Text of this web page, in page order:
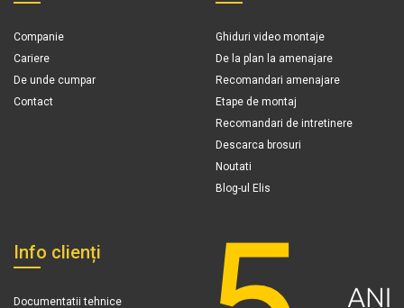
Companie
Cariere
De unde cumpar
Contact
Ghiduri video montaje
De la plan la amenajare
Recomandari amenajare
Etape de montaj
Recomandari de intretinere
Descarca brosuri
Noutati
Blog-ul Elis
Info clienți
Documentatii tehnice